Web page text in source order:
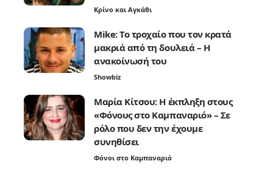
Κρίνο και Αγκάθι
Mike: Το τροχαίο που τον κρατά
μακριά από τη δουλειά – Η
ανακοίνωσή του
Showbiz
Μαρία Κίτσου: Η έκπληξη στους
«Φόνους στο Καμπαναριό» – Σε
ρόλο που δεν την έχουμε
συνηθίσει
Φόνοι στο Καμπαναριό